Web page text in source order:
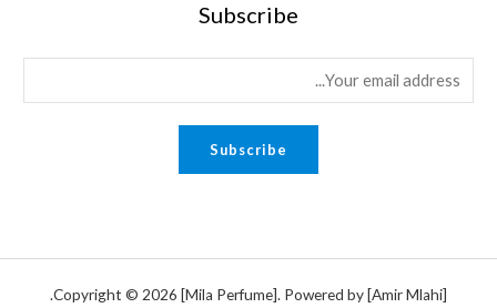
Subscribe
m
Subscribe
Copyright © 2026 [Mila Perfume]. Powered by [Amir Mlahi].